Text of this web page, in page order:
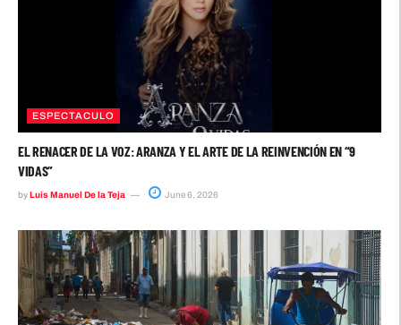
ESPECTACULO
EL RENACER DE LA VOZ: ARANZA Y EL ARTE DE LA REINVENCIÓN EN “9
VIDAS”
byLuis Manuel De la Teja June 6, 2026